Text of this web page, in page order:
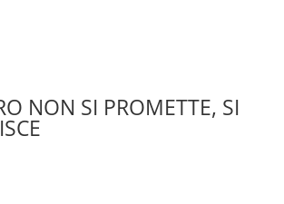
NON SI PROMETTE, SI